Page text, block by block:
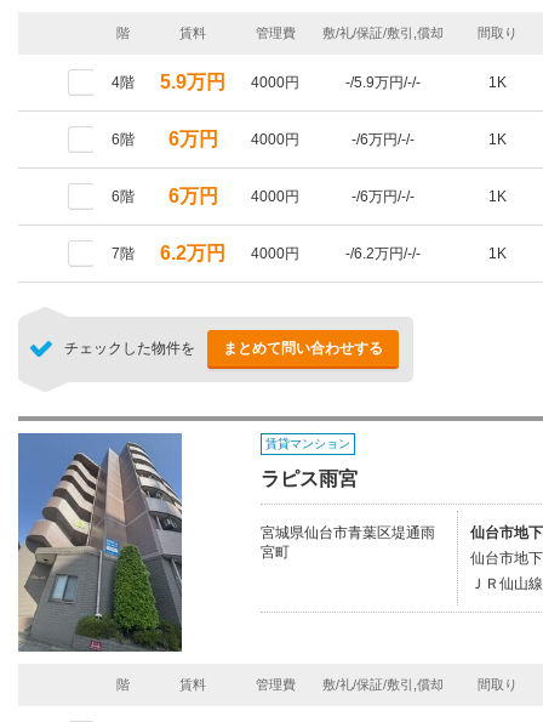
階 賃料 管理費 敷/礼/保証/敷引,償却 間取り
4階 5.9万円 4000円 -/5.9万円/-/- 1K
6階 6万円 4000円 -/6万円/-/- 1K
6階 6万円 4000円 -/6万円/-/- 1K
7階 6.2万円 4000円 -/6.2万円/-/- 1K
チェックした物件を まとめて問い合わせする
賃貸マンション
ラピス雨宮
宮城県仙台市青葉区堤通雨
宮町
仙台市地
仙台市地
ＪＲ仙山
階 賃料 管理費 敷/礼/保証/敷引,償却 間取り